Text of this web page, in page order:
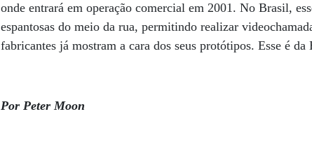
onde entrará em operação comercial em 2001. No Brasil,
espantosas do meio da rua, permitindo realizar
fabricantes já mostram a cara dos seus protótipos. Esse é
Por Peter Moon